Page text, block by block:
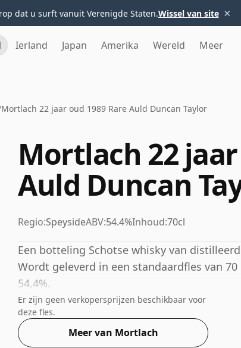
dat u surft vanuit Verenigde Staten.Wissel van site ×
Ierland Japan Amerika Wereld Meer
Mortlach 22 jaar oud 1989 Rare Auld Duncan Taylor
Mortlach 22
Auld Duncan
Regio:SpeysideABV:54.4%Inhoud:70cl
Een botteling Schotse whisky van
Wordt geleverd in een standaardfles van
54,4%.
Er zijn geen verkopersprijzen beschikbaar voor
deze fles.
Meer van Mortlach